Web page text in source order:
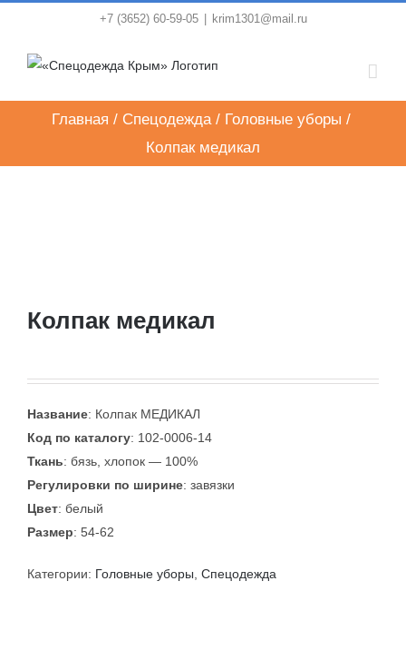
content
+7 (3652) 60-59-05 krim1301@mail.ru
Главная / Спецодежда / Головные уборы /
Колпак медикал
Колпак медикал
Название: Колпак МЕДИКАЛ
Код по каталогу: 102-0006-14
Ткань: бязь, хлопок — 100%
Регулировки по ширине: завязки
Цвет: белый
Размер: 54-62
Категории: Головные уборы Спецодежда